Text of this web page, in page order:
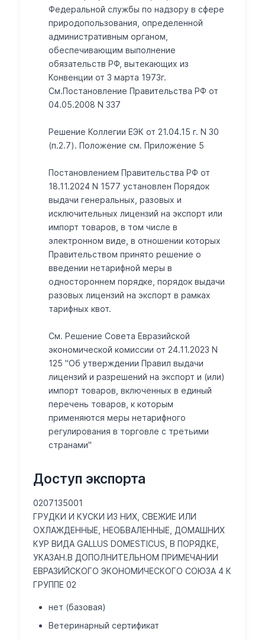
Федеральной службы по надзору в сфере
природопользования, определенной
административным органом,
обеспечивающим выполнение
обязательств РФ, вытекающих из
Конвенции от 3 марта 1973г.
См.Постановление Правительства РФ от
04.05.2008 N 337
Решение Коллегии ЕЭК от 21.04.15 г. N 30
(п.2.7). Положение см. Приложение 5
Постановлением Правительства РФ от
18.11.2024 N 1577 установлен Порядок
выдачи генеральных, разовых и
исключительных лицензий на экспорт или
импорт товаров, в том числе в
электронном виде, в отношении которых
Правительством принято решение о
введении нетарифной меры в
одностороннем порядке, порядок выдачи
разовых лицензий на экспорт в рамках
тарифных квот.
См. Решение Совета Евразийской
экономической комиссии от 24.11.2023 N
125 "Об утверждении Правил выдачи
лицензий и разрешений на экспорт и (или)
импорт товаров, включенных в единый
перечень товаров, к которым
применяются меры нетарифного
регулирования в торговле с третьими
странами"
Доступ экспорта
0207135001
ГРУДКИ И КУСКИ ИЗ НИХ, СВЕЖИЕ ИЛИ
ОХЛАЖДЕННЫЕ, НЕОБВАЛЕННЫЕ, ДОМАШНИХ
КУР ВИДА GALLUS DOMESTICUS, В ПОРЯДКЕ,
УКАЗАН.В ДОПОЛНИТЕЛЬНОМ ПРИМЕЧАНИИ
ЕВРАЗИЙСКОГО ЭКОНОМИЧЕСКОГО СОЮЗА 4 К
ГРУППЕ 02
нет (базовая)
Ветеринарный сертификат